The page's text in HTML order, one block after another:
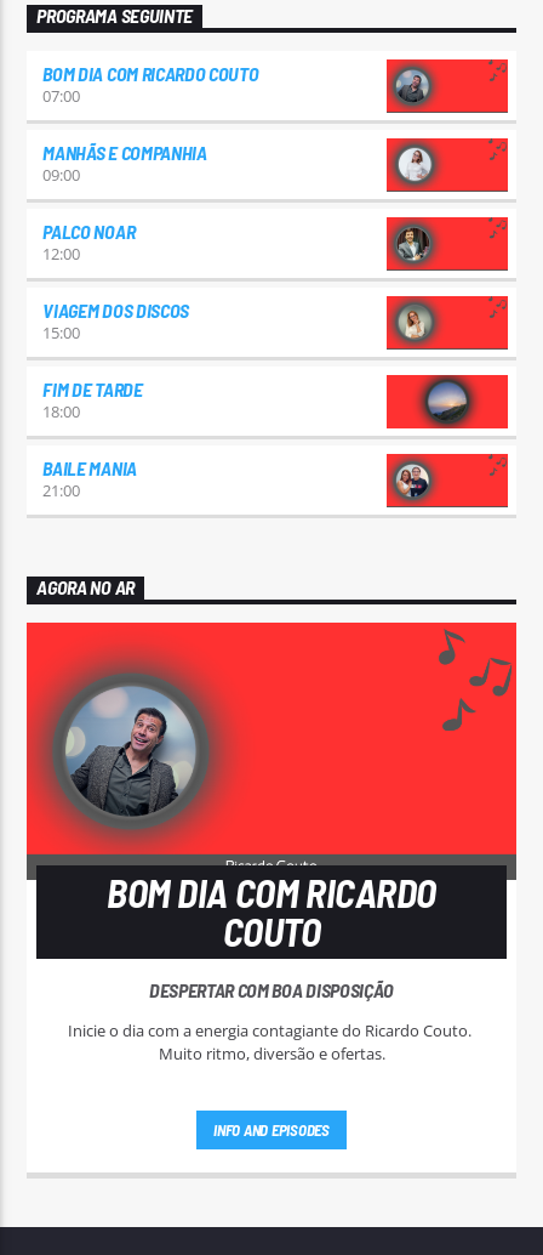
PROGRAMA SEGUINTE
BOM DIA COM RICARDO COUTO
07:00
MANHÃS E COMPANHIA
09:00
PALCO NOAR
12:00
VIAGEM DOS DISCOS
15:00
FIM DE TARDE
18:00
BAILE MANIA
21:00
AGORA NO AR
BOM DIA COM RICARDO
COUTO
DESPERTAR COM BOA DISPOSIÇÃO
Inicie o dia com a energia contagiante do Ricardo Couto.
Muito ritmo, diversão e ofertas.
INFO AND EPISODES